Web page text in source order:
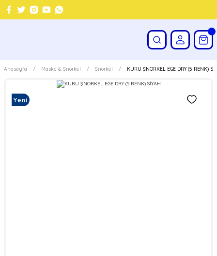
Anasayfa Maske & Şnorkel Şnorkel KURU ŞNORKEL EGE DRY (5 RENK)
Yeni